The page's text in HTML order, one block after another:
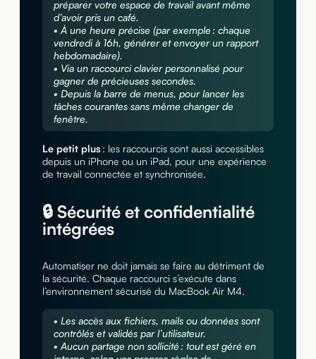
préparer votre espace de travail avant même
d’avoir pris un café.
• À une heure précise (par exemple : chaque
vendredi à 16h, générer et envoyer un rapport
hebdomadaire).
• Via un raccourci clavier personnalisé pour
gagner de précieuses secondes.
• Depuis la barre de menus, pour lancer les
tâches courantes sans même changer de
fenêtre.
Le petit plus : les raccourcis sont aussi accessibles
depuis un iPhone ou un iPad, pour une expérience
de travail connectée et synchronisée.
🔒 Sécurité et confidentialité
intégrées
Automatiser ne doit jamais se faire au détriment de
la sécurité. Chaque raccourci s’exécute dans
l’environnement sécurisé du MacBook Air M4.
• Les accès aux fichiers, mails ou données sont
contrôlés et validés par l’utilisateur.
• Aucun partage non sollicité : tout est géré en